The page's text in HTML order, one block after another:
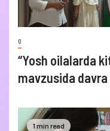
0
“Yosh oilalarda
mavzusida
1 min read